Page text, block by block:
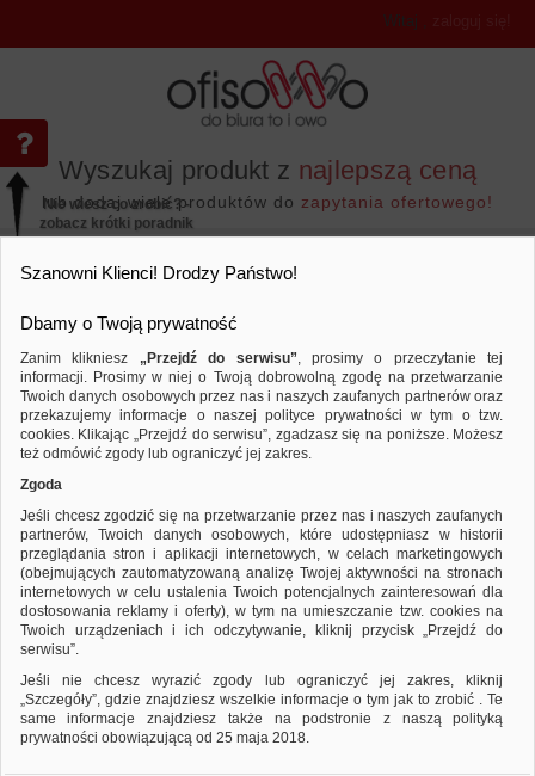
Wyszukaj produkt z najlepszą ceną
lub dodaj wiele produktów do zapytania ofertowego!
Witaj ,
Drobne akcesoria biurowe
Poduszki do stempli
szara
Porównaj produkt: Poduszka do pieczątek DONAU,
Nie wiesz co zrobić? -
zobacz krótki poradnik
Szanowni Klienci! Drodzy Państwo!
Dbamy o Twoją prywatność
Zanim klikniesz „Przejdź do serwisu”, prosimy o przeczytanie tej
informacji. Prosimy w niej o Twoją dobrowolną zgodę na przetwarzanie
Twoich danych osobowych przez nas i naszych zaufanych partnerów oraz
przekazujemy informacje o naszej polityce prywatności w tym o tzw.
cookies. Klikając „Przejdź do serwisu”, zgadzasz się na poniższe. Możesz
też odmówić zgody lub ograniczyć jej zakres.
Zgoda
Jeśli chcesz zgodzić się na przetwarzanie przez nas i naszych zaufanych
partnerów, Twoich danych osobowych, które udostępniasz w historii
przeglądania stron i aplikacji internetowych, w celach marketingowych
(obejmujących zautomatyzowaną analizę Twojej aktywności na stronach
internetowych w celu ustalenia Twoich potencjalnych zainteresowań dla
dostosowania reklamy i oferty), w tym na umieszczanie tzw. cookies na
Twoich urządzeniach i ich odczytywanie, kliknij przycisk „Przejdź do
serwisu”.
Jeśli nie chcesz wyrazić zgody lub ograniczyć jej zakres, kliknij
„Szczegóły”, gdzie znajdziesz wszelkie informacje o tym jak to zrobić . Te
same informacje znajdziesz także na podstronie z naszą polityką
prywatności obowiązującą od 25 maja 2018.